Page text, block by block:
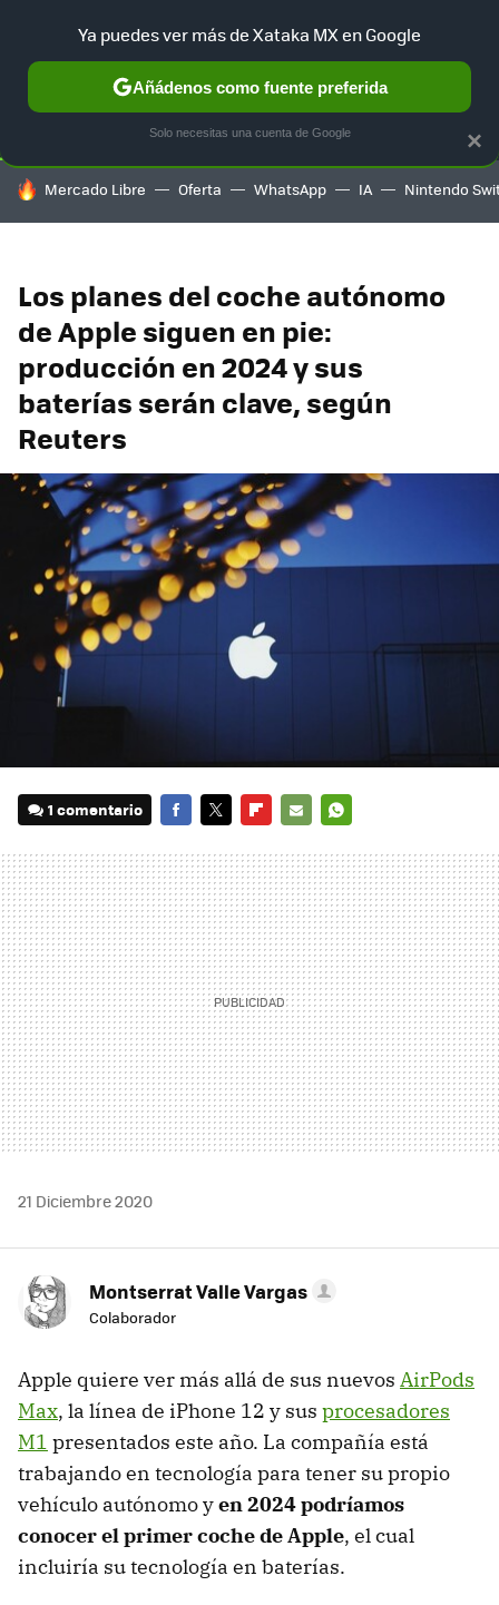
SELECCIÓN GAMING HOME AUTO TERRITORIO
HOY SE HABLA DE
Mercado Libre Oferta WhatsApp IA Nintendo
Los planes del coche autónomo
de Apple siguen en pie:
producción en 2024 y sus
baterías serán clave, según
Reuters
1 comentario
MAIL
21 Diciembre 2020
Montserrat Valle Vargas
Colaborador
Apple quiere ver más allá de sus nuevos AirPods
Max, la línea de iPhone 12 y sus procesadores
M1 presentados este año. La compañía está
trabajando en tecnología para tener su propio
vehículo autónomo yen 2024 podríamos
conocer el primer coche de Apple, el cual
incluiría su tecnología en baterías.
×
Ya puedes ver más de Xataka MX en Google
Añádenos como fuente preferida
Solo necesitas una cuenta de Google